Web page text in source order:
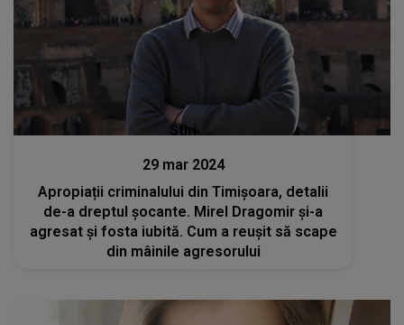
Stiri
29 mar 2024
Apropiații criminalului din Timișoara, detalii
de-a dreptul șocante. Mirel Dragomir și-a
agresat și fosta iubită. Cum a reușit să scape
din mâinile agresorului